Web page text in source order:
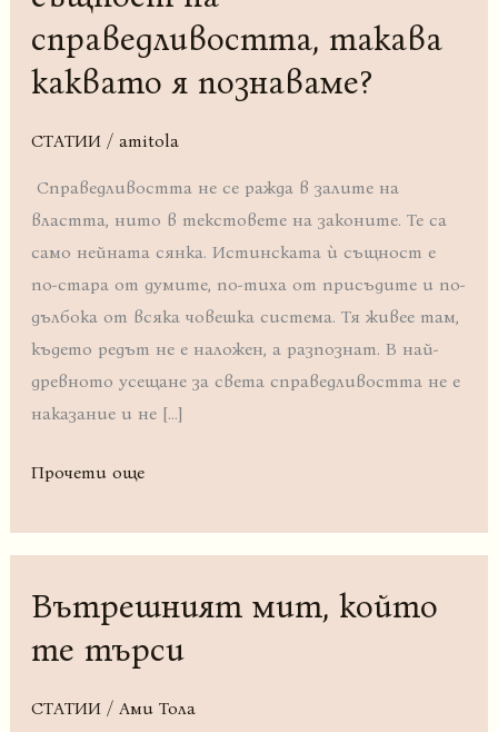
справедливостта, такава
каквато я познаваме?
СТАТИИ/ amitola
Справедливостта не се ражда в залите на
властта, нито в текстовете на законите. Те са
само нейната сянка. Истинската ѝ същност е
по-стара от думите, по-тиха от присъдите и по-
дълбока от всяка човешка система. Тя живее там,
където редът не е наложен, а разпознат. В най-
древното усещане за света справедливостта не е
наказание и не […]
истинската
същност
на
такава
Прочети още
Вътрешният мит, който
те търси
СТАТИИ / Ами Тола
Вътрешният
който